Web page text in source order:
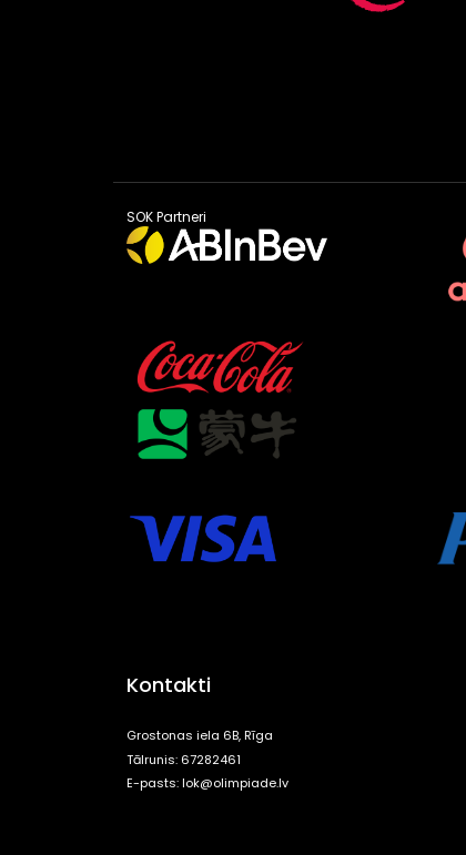
SOK Partneri
Kontakti
Grostonas iela 6B, Rīga
Tālrunis: 67282461
E-pasts:lok@olimpiade.lv